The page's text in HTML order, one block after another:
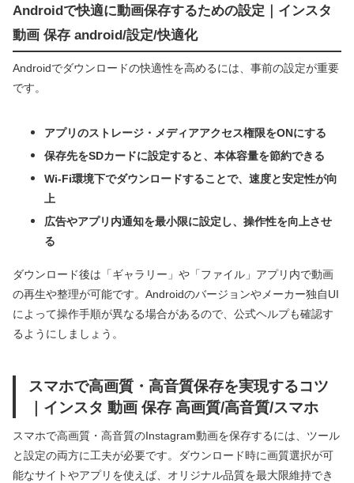
Androidで快適に動画保存するための設定｜インスタ
動画 保存 android/設定/快適化
Androidでダウンロードの快適性を高めるには、事前の設定が重要
です。
アプリのストレージ・メディアアクセス権限をONにする
保存先をSDカードに設定すると、本体容量を節約できる
Wi-Fi環境下でダウンロードすることで、速度と安定性が向
上
広告やアプリ内通知を最小限に設定し、操作性を向上させ
る
ダウンロード後は「ギャラリー」や「ファイル」アプリ内で動画
の再生や整理が可能です。Androidのバージョンやメーカー独自UI
によって操作手順が異なる場合があるので、公式ヘルプも確認す
るようにしましょう。
スマホで高画質・高音質保存を実現するコツ
｜インスタ 動画 保存 高画質/高音質/スマホ
スマホで高画質・高音質のInstagram動画を保存するには、ツール
と設定の両方に工夫が必要です。ダウンロード時に画質選択が可
能なサイトやアプリを使えば、オリジナル品質を最大限維持でき